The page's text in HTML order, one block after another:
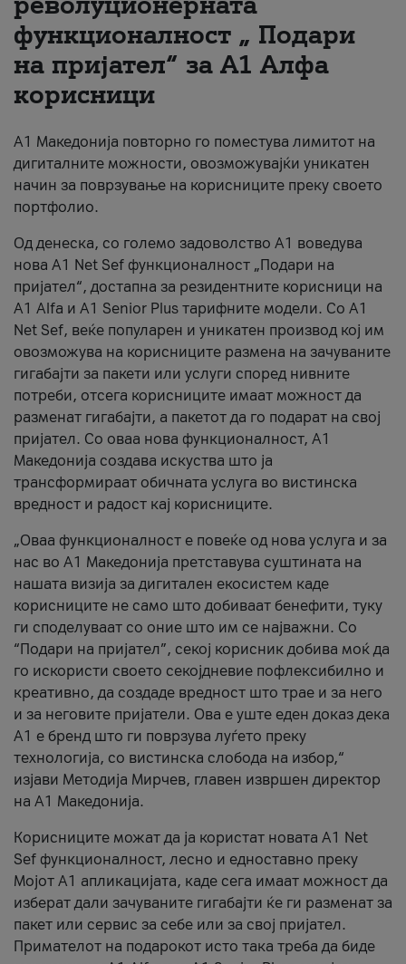
За нас
#ПодобарОнлајн
функционалност „ Подари
на пријател“ за А1 Алфа
корисници
А1 Македонија повторно го поместува лимитот на
дигиталните можности, овозможувајќи уникатен
начин за поврзување на корисниците преку своето
портфолио.
Од денеска, со големо задоволство А1 воведува
нова A1 Net Sef функционалност „Подари на
пријател“, достапна за резидентните корисници на
А1 Alfa и A1 Senior Plus тарифните модели. Со A1
Net Sef, веќе популарен и уникатен производ кој им
овозможува на корисниците размена на зачуваните
гигабајти за пакети или услуги според нивните
потреби, отсега корисниците имаат можност да
разменат гигабајти, а пакетот да го подарат на свој
пријател. Со оваа нова функционалност, А1
Македонија создава искуства што ја
трансформираат обичната услуга во вистинска
вредност и радост кај корисниците.
„Оваа функционалност е повеќе од нова услуга и за
нас во А1 Македонија претставува суштината на
нашата визија за дигитален екосистем каде
корисниците не само што добиваат бенефити, туку
ги споделуваат со оние што им се најважни. Со
“Подари на пријател”, секој корисник добива моќ да
го искористи своето секојдневие пофлексибилно и
креативно, да создаде вредност што трае и за него
и за неговите пријатели. Ова е уште еден доказ дека
А1 е бренд што ги поврзува луѓето преку
технологија, со вистинска слобода на избор,“
изјави Методија Мирчев, главен извршен директор
на А1 Македонија.
Корисниците можат да ја користат новата А1 Net
Sef функционалност, лесно и едноставно преку
Мојот А1 апликацијата, каде сега имаат можност да
изберат дали зачуваните гигабајти ќе ги разменат за
пакет или сервис за себе или за свој пријател.
Примателот на подарокот исто така треба да биде